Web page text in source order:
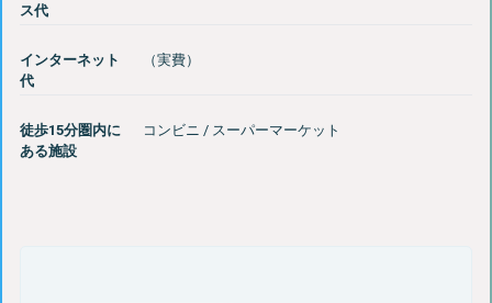
ス代
インターネット
代
徒歩15分圏内に
ある施設
コンビニ / スーパーマーケット